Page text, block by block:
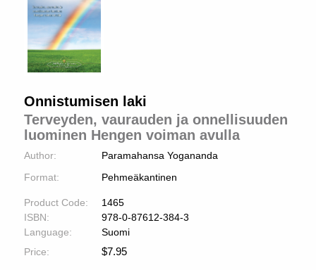
Onnistumisen laki
Terveyden, vaurauden ja onnellisuuden
luominen Hengen voiman avulla
Author:
Paramahansa Yogananda
Format:
Pehmeäkantinen
Product Code:
1465
ISBN:
978-0-87612-384-3
Language:
Suomi
Price:
$7.95